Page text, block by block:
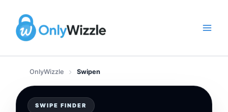
springen
OnlyWizzle Swipen
SWIPE FINDER
Verifiziert